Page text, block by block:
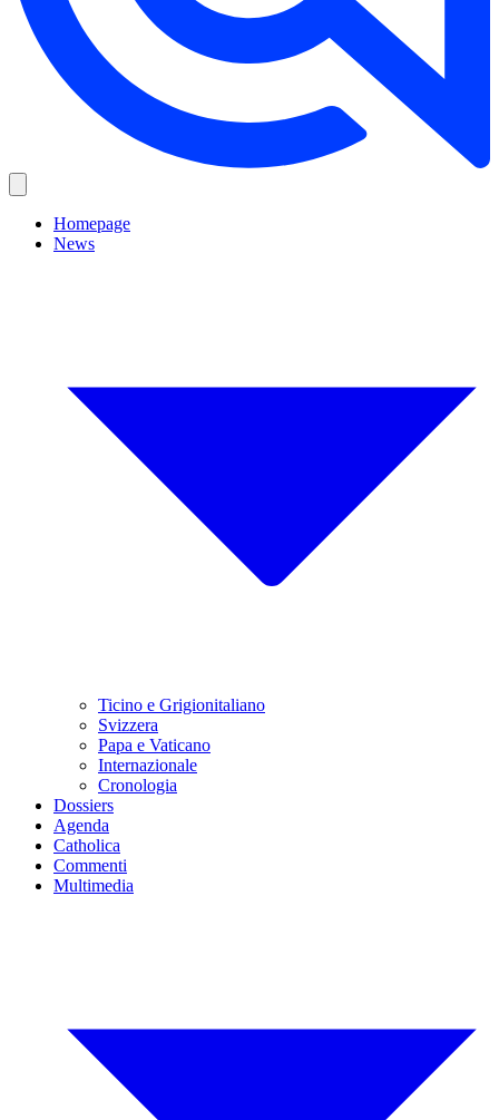
Homepage
News
Ticino e Grigionitaliano
Svizzera
Papa e Vaticano
Internazionale
Cronologia
Dossiers
Agenda
Catholica
Commenti
Multimedia